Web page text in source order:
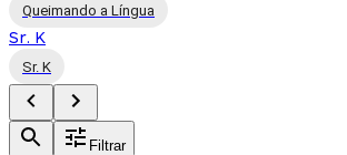
Queimando a Língua
Sr. K
Sr. K
Filtrar